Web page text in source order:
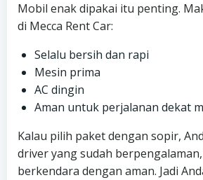
Mobil enak dipakai itu penting.
di Mecca Rent Car:
Selalu bersih dan rapi
Mesin prima
AC dingin
Aman untuk perjalanan dekat
Kalau pilih paket dengan sopir,
driver yang sudah
berkendara dengan aman. Jadi